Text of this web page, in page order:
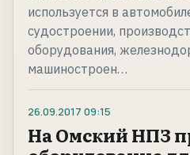
используется в
судостроении,
оборудования,
машиностроен…
26.09.2017 09:15
На Омский НПЗ